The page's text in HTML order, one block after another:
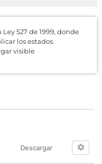
527 de 1999, donde
los estados
visible
Descargar